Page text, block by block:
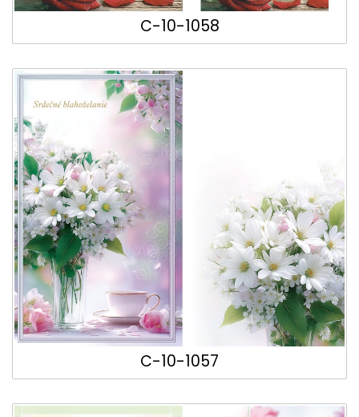
C-10-1058
C-10-1057